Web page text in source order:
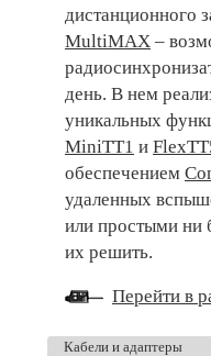
дистанционного
MultiMAX –
день. В нем
уникальных
MiniTT1 и
обеспечением
удаленных
или простыми ни
их решить.
Перейти в
Кабели и адаптеры